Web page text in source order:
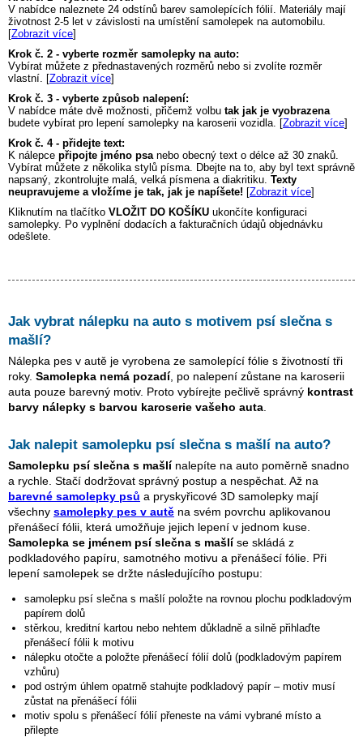
V nabídce naleznete 24 odstínů barev samolepících fólií. Materiály mají
životnost 2-5 let v závislosti na umístění samolepek na automobilu.
[Zobrazit více]
Krok č. 2 - vyberte rozměr samolepky na auto:
Vybírat můžete z přednastavených rozměrů nebo si zvolíte rozměr
vlastní. [Zobrazit více]
Krok č. 3 - vyberte způsob nalepení:
V nabídce máte dvě možnosti, přičemž volbu tak jak je vyobrazena
budete vybírat pro lepení samolepky na karoserii vozidla. [Zobrazit více]
Krok č. 4 - přidejte text:
K nálepce připojte jméno psa nebo obecný text o délce až 30 znaků.
Vybírat můžete z několika stylů písma. Dbejte na to, aby byl text správně
napsaný, zkontrolujte malá, velká písmena a diakritiku. Texty
neupravujeme a vložíme je tak, jak je napíšete! [Zobrazit více]
Kliknutím na tlačítko VLOŽIT DO KOŠÍKU ukončíte konfiguraci
samolepky. Po vyplnění dodacích a fakturačních údajů objednávku
odešlete.
Jak vybrat nálepku na auto s motivem psí slečna s
mašlí?
Nálepka pes v autě je vyrobena ze samolepící fólie s životností tři
roky. Samolepka nemá pozadí, po nalepení zůstane na karoserii
auta pouze barevný motiv. Proto vybírejte pečlivě správný kontrast
barvy nálepky s barvou karoserie vašeho auta
Jak nalepit samolepku psí slečna s mašlí na auto?
Samolepku psí slečna s mašlínalepíte na auto poměrně snadno
a rychle. Stačí dodržovat správný postup a nespěchat. Až na
barevné samolepky psů a pryskyřicové 3D samolepky mají
všechny samolepky pes v autě na svém povrchu aplikovanou
přenášecí fólii, která umožňuje jejich lepení v jednom kuse.
Samolepka se jménem psí slečna s mašlíse skládá z
podkladového papíru, samotného motivu a přenášecí fólie. Při
lepení samolepek se držte následujícího postupu:
samolepku psí slečna s mašlí položte na rovnou plochu podkladovým
papírem dolů
stěrkou, kreditní kartou nebo nehtem důkladně a silně přihlaďte
přenášecí fólii k motivu
nálepku otočte a položte přenášecí fólií dolů (podkladovým papírem
vzhůru)
pod ostrým úhlem opatrně stahujte podkladový papír – motiv musí
zůstat na přenášecí fólii
motiv spolu s přenášecí fólií přeneste na vámi vybrané místo a
přilepte